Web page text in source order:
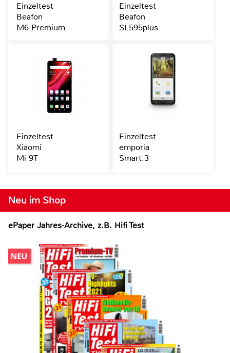
Neu im Shop
ePaper Jahres-Archive, z.B. Hifi Test
Einzeltest
Beafon
M6 Premium
Einzeltest
Beafon
SL595plus
Einzeltest
Xiaomi
Mi 9T
Einzeltest
emporia
Smart.3